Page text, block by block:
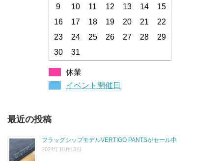
9
10 11 12 13 14
15
16
17 18 19 20 21
22
23
24 25 26 27 28
29
30
31
休業
イベント開催日
最近の投稿
フラッグシップモデルVERTIGO PANTSがセール中
2024年10月13日